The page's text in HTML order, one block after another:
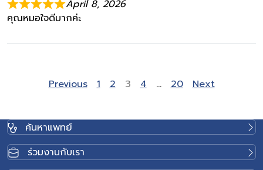
April 8, 2026
คุณหมอใจดีมากค่ะ
Site Reviews navigation
Previous Page
1 Page
2 Page
3 Page
4 … Page
20 Next
ค้นหาแพทย์
ร่วมงานกับเรา